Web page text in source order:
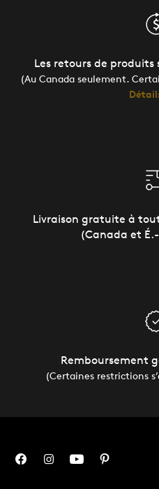
Les retours de
(Au Canada seulement.
Livraison gratuite à
(Canada et
Remboursement
(Certaines restrictions